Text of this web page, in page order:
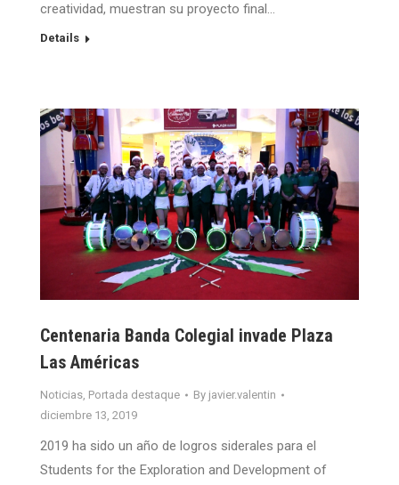
creatividad, muestran su proyecto final…
Details
Centenaria Banda Colegial invade Plaza
Las Américas
Noticias, Portada destaque By javier.valentin
diciembre 13, 2019
2019 ha sido un año de logros siderales para el
Students for the Exploration and Development of